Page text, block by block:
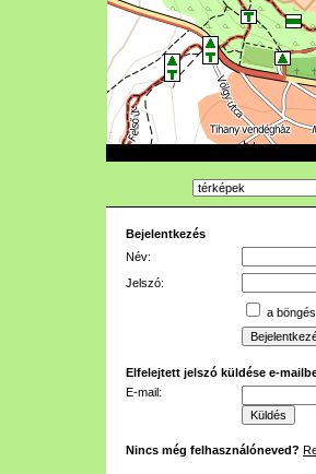
Bejelentkezés
Név:
Jelszó:
a
Elfelejtett jelszó küldése e-
E-mail:
Nincs még felhasználóneved?